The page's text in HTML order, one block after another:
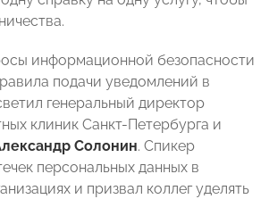
информационной безопасности
подачи уведомлений в
генеральный директор
клиник Санкт-Петербурга и
Солонин. Спикер
персональных данных в
и призвал коллег уделять